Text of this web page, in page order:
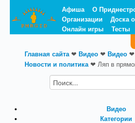
Афиша О
Организации
Доска
Онлайн игры
Тесты
Главная сайта❤ Видео ❤ Видео ❤
Новости и политика❤ Ляп в
Видео
Категории